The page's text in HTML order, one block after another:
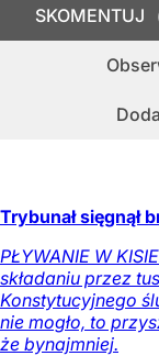
SKOMENTUJ
Trybunał sięgnął
PŁYWANIE W
składaniu przez
Konstytucyjnego
nie mogło, to
że bynajmniej.